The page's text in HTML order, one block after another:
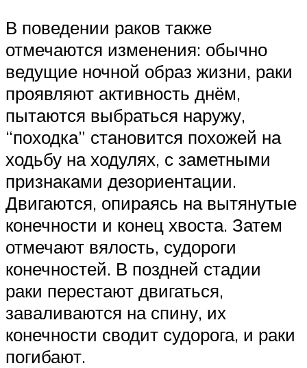
В поведении раков также
отмечаются изменения: обычно
ведущие ночной образ жизни, раки
проявляют активность днём,
пытаются выбраться наружу,
“походка” становится похожей на
ходьбу на ходулях, с заметными
признаками дезориентации.
Двигаются, опираясь на вытянутые
конечности и конец хвоста. Затем
отмечают вялость, судороги
конечностей. В поздней стадии
раки перестают двигаться,
заваливаются на спину, их
конечности сводит судорога, и раки
погибают.